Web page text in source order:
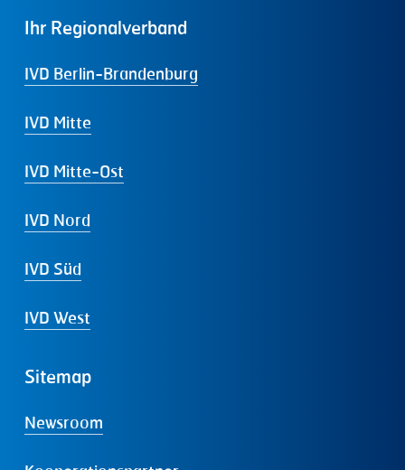
Ihr Regionalverband
IVD Berlin-Brandenburg
IVD Mitte
IVD Mitte-Ost
IVD Nord
IVD Süd
IVD West
Sitemap
Newsroom